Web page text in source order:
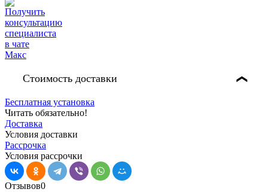
Стоимость доставки ❯
Бесплатная установка
Читать обязательно!
Доставка
Условия доставки
Рассрочка
Условия рассрочки
Отзывов0